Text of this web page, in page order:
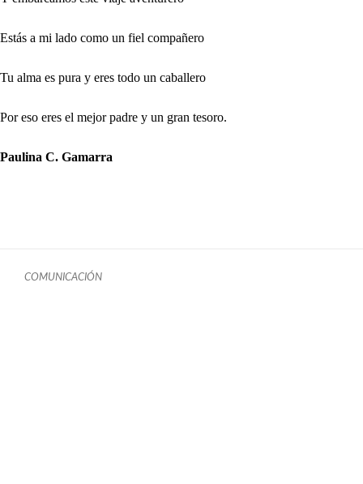
Estás a mi lado como un fiel compañero
Tu alma es pura y eres todo un caballero
Por eso eres el mejor padre y un gran tesoro.
Paulina C. Gamarra
COMUNICACIÓN